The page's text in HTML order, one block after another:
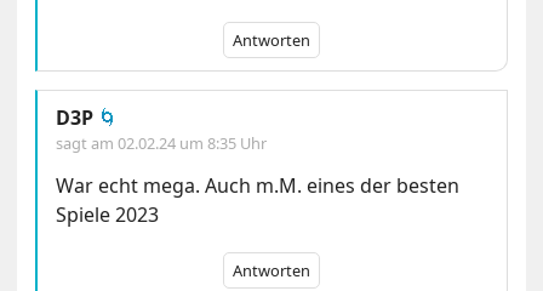
Antworten
D3P 🌀
sagt am02.02.24 um 8:35 Uhr
War echt mega. Auch m.M. eines der besten
Spiele 2023
Antworten